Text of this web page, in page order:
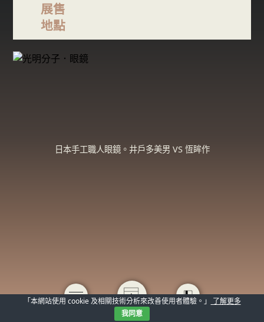
展售
地點
日本手工職人眼鏡。井戶多美男 VS 恆眸作
「本網站使用 cookie 及相關技術分析來改善使用者體驗。」
了解更多
我同意